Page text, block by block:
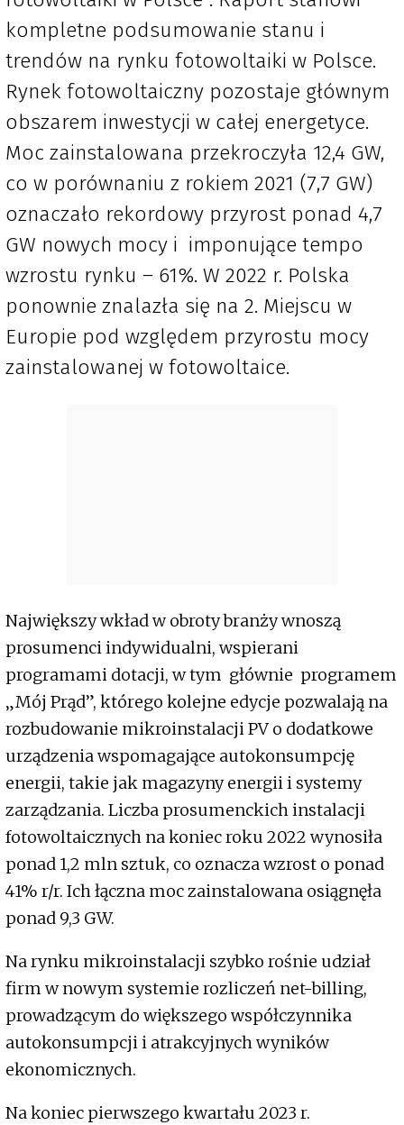
kompletne podsumowanie stanu i
trendów na rynku fotowoltaiki w Polsce.
Rynek fotowoltaiczny pozostaje głównym
obszarem inwestycji w całej energetyce.
Moc zainstalowana przekroczyła 12,4 GW,
co w porównaniu z rokiem 2021 (7,7 GW)
oznaczało rekordowy przyrost ponad 4,7
GW nowych mocy i imponujące tempo
wzrostu rynku – 61%. W 2022 r. Polska
ponownie znalazła się na 2. Miejscu w
Europie pod względem przyrostu mocy
zainstalowanej w fotowoltaice.
Największy wkład w obroty branży wnoszą
prosumenci indywidualni, wspierani
programami dotacji, w tym głównie programem
„Mój Prąd”, którego kolejne edycje pozwalają na
rozbudowanie mikroinstalacji PV o dodatkowe
urządzenia wspomagające autokonsumpcję
energii, takie jak magazyny energii i systemy
zarządzania. Liczba prosumenckich instalacji
fotowoltaicznych na koniec roku 2022 wynosiła
ponad 1,2 mln sztuk, co oznacza wzrost o ponad
41% r/r. Ich łączna moc zainstalowana osiągnęła
ponad 9,3 GW.
Na rynku mikroinstalacji szybko rośnie udział
firm w nowym systemie rozliczeń net-billing,
prowadzącym do większego współczynnika
autokonsumpcji i atrakcyjnych wyników
ekonomicznych.
Na koniec pierwszego kwartału 2023 r.